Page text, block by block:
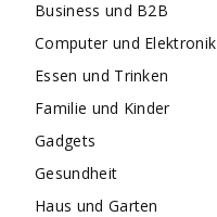
Business und B2B
Computer und Elektronik
Essen und Trinken
Familie und Kinder
Gadgets
Gesundheit
Haus und Garten